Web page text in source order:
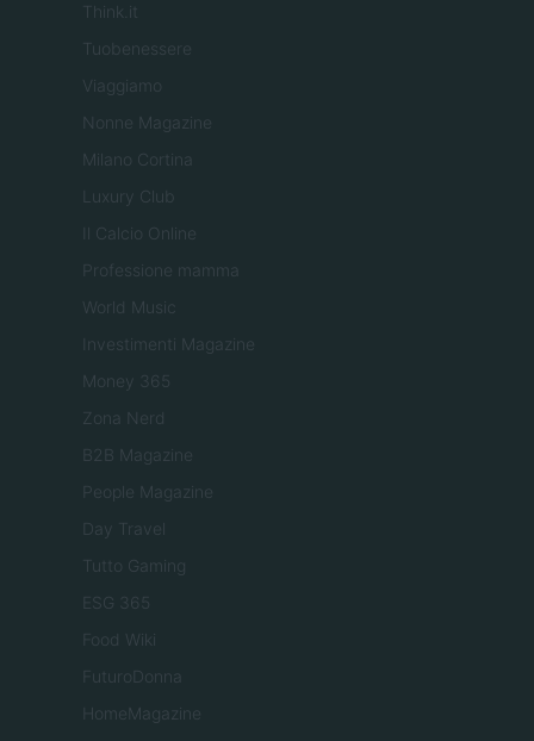
Think.it
Tuobenessere
Viaggiamo
Nonne Magazine
Milano Cortina
Luxury Club
Il Calcio Online
Professione mamma
World Music
Investimenti Magazine
Money 365
Zona Nerd
B2B Magazine
People Magazine
Day Travel
Tutto Gaming
ESG 365
Food Wiki
FuturoDonna
HomeMagazine